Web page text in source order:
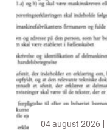
04 august 2026